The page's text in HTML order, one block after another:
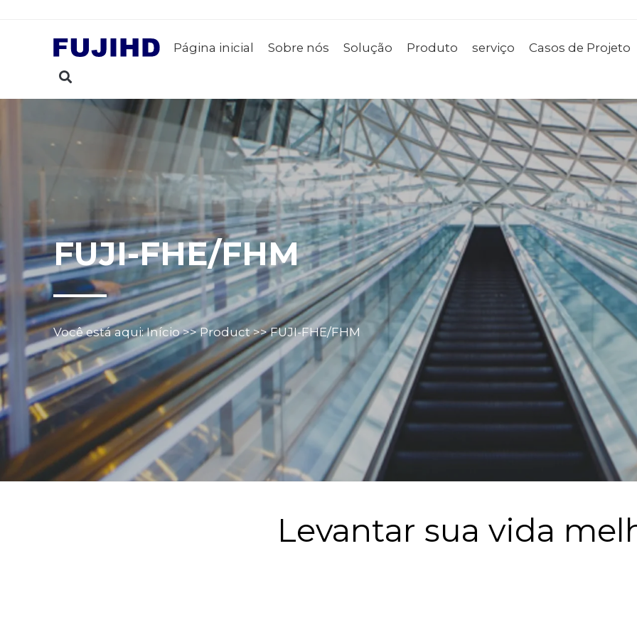
Página inicial Sobre nós Solução Produto serviço Casos de Projeto
FUJI-FHE/FHM
Você está aqui:Início>>Product>>FUJI-FHE/FHM
Levantar sua vida